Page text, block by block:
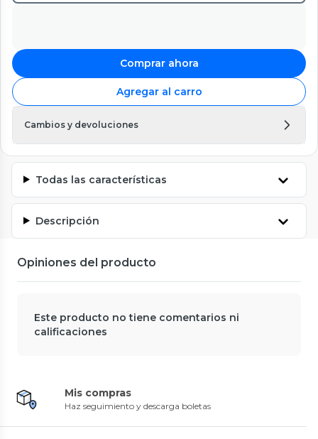
Comprar ahora
Agregar al carro
Cambios y devoluciones
Todas las características
Descripción
Opiniones del producto
Este producto no tiene comentarios ni
calificaciones
Mis compras
Haz seguimiento y descarga boletas